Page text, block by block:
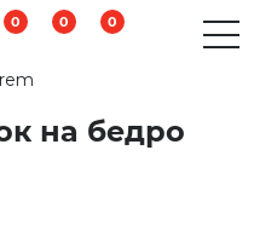
0 0 0
на бедро